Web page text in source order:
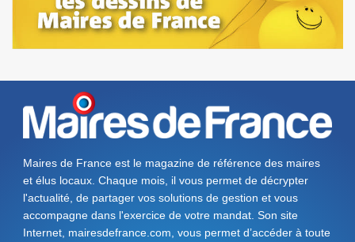
Maires de France est le magazine de référence des maires
et élus locaux. Chaque mois, il vous permet de décrypter
l'actualité, de partager vos solutions de gestion et vous
accompagne dans l'exercice de votre mandat. Son site
Internet, mairesdefrance.com, vous permet d’accéder à toute